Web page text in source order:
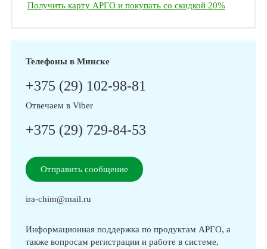
Получить карту АРГО и покупать со скидкой 20%
Телефоны в Минске
+375 (29) 102-98-81
Отвечаем в Viber
+375 (29) 729-84-53
Отправить сообщение
ira-chim@mail.ru
Информационная поддержка по продуктам АРГО, а
также вопросам регистрации и работе в системе,